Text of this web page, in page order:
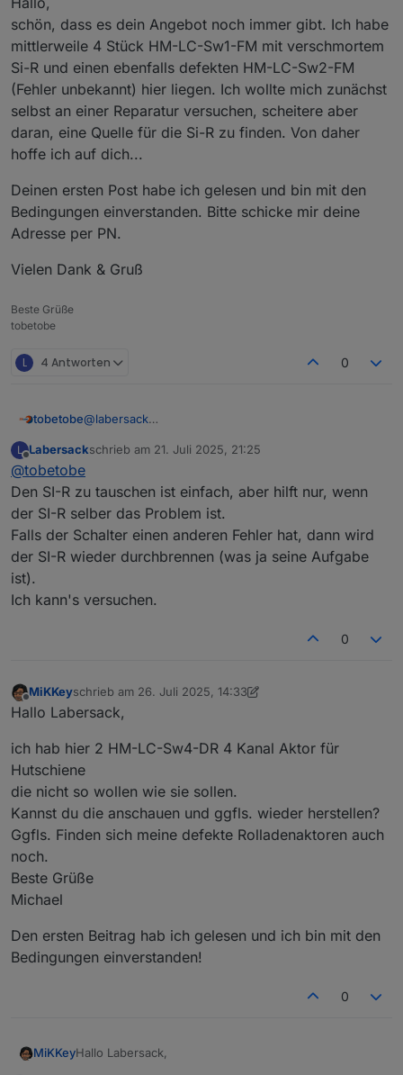
schön, dass es dein Angebot noch immer gibt. Ich habe
mittlerweile 4 Stück HM-LC-Sw1-FM mit verschmortem
Si-R und einen ebenfalls defekten HM-LC-Sw2-FM
(Fehler unbekannt) hier liegen. Ich wollte mich zunächst
selbst an einer Reparatur versuchen, scheitere aber
daran, eine Quelle für die Si-R zu finden. Von daher
hoffe ich auf dich...
Deinen ersten Post habe ich gelesen und bin mit den
Bedingungen einverstanden. Bitte schicke mir deine
Adresse per PN.
Vielen Dank & Gruß
Beste Grüße
tobetobe
L 4 Antworten 0
tobetobe@labersack
schön, dass es dein Angebot noch immer gibt. Ich
habe mittlerweile 4 Stück HM-LC-Sw1-FM mit
verschmortem Si-R und einen ebenfalls defekten
HM-LC-Sw2-FM (Fehler unbekannt) hier liegen. Ich
wollte mich zunächst selbst an einer Reparatur
versuchen, scheitere aber daran, eine Quelle für die
Si-R zu finden. Von daher hoffe ich auf dich...
Deinen ersten Post habe ich gelesen und bin mit den
Bedingungen einverstanden. Bitte schicke mir deine
Adresse per PN.
Vielen Dank & Gruß
L
Offline
Labersackschrieb am 21. Juli 2025, 21:25
zuletzt editiert von
@tobetobe
Den SI-R zu tauschen ist einfach, aber hilft nur, wenn
der SI-R selber das Problem ist.
Falls der Schalter einen anderen Fehler hat, dann wird
der SI-R wieder durchbrennen (was ja seine Aufgabe
ist).
Ich kann's versuchen.
0
Offline
MiKKeyschrieb am 26. Juli 2025, 14:33
zuletzt editiert von MiKKey
Hallo Labersack,
ich hab hier 2 HM-LC-Sw4-DR 4 Kanal Aktor für
Hutschiene
die nicht so wollen wie sie sollen.
Kannst du die anschauen und ggfls. wieder herstellen?
Ggfls. Finden sich meine defekte Rolladenaktoren auch
noch.
Beste Grüße
Michael
Den ersten Beitrag hab ich gelesen und ich bin mit den
Bedingungen einverstanden!
0
MiKKeyHallo Labersack,